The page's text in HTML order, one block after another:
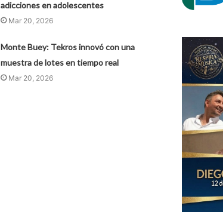
adicciones en adolescentes
Mar 20, 2026
​Monte Buey: Tekros innovó con una
muestra de lotes en tiempo real
Mar 20, 2026